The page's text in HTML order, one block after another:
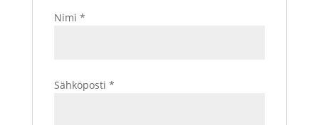
Nimi *
Sähköposti *